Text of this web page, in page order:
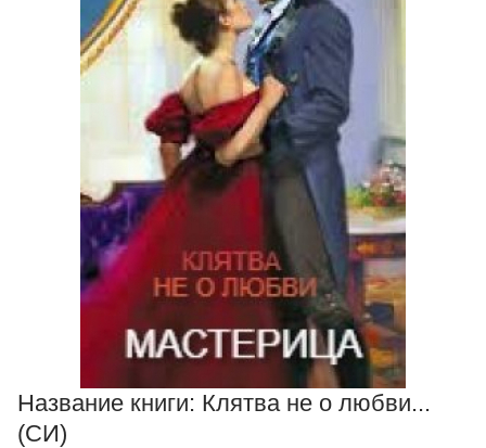
Название книги: Клятва не о любви...
(СИ)